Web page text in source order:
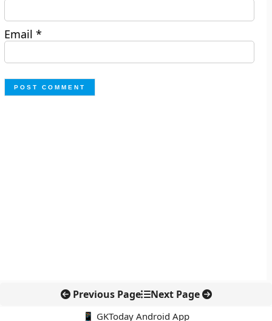
Email*
Previous Page Next Page
📱 GKToday Android App